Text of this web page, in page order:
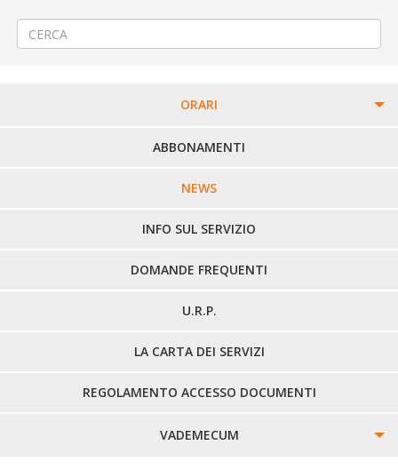
ORARI
PERCORSI URBANI IN BIELLA
LINEE URBANE VERCELLI
LINEE EXTRAURBANE
ABBONAMENTI
NEWS
INFO SUL SERVIZIO
DOMANDE FREQUENTI
U.R.P.
LA CARTA DEI SERVIZI
REGOLAMENTO ACCESSO DOCUMENTI
VADEMECUM